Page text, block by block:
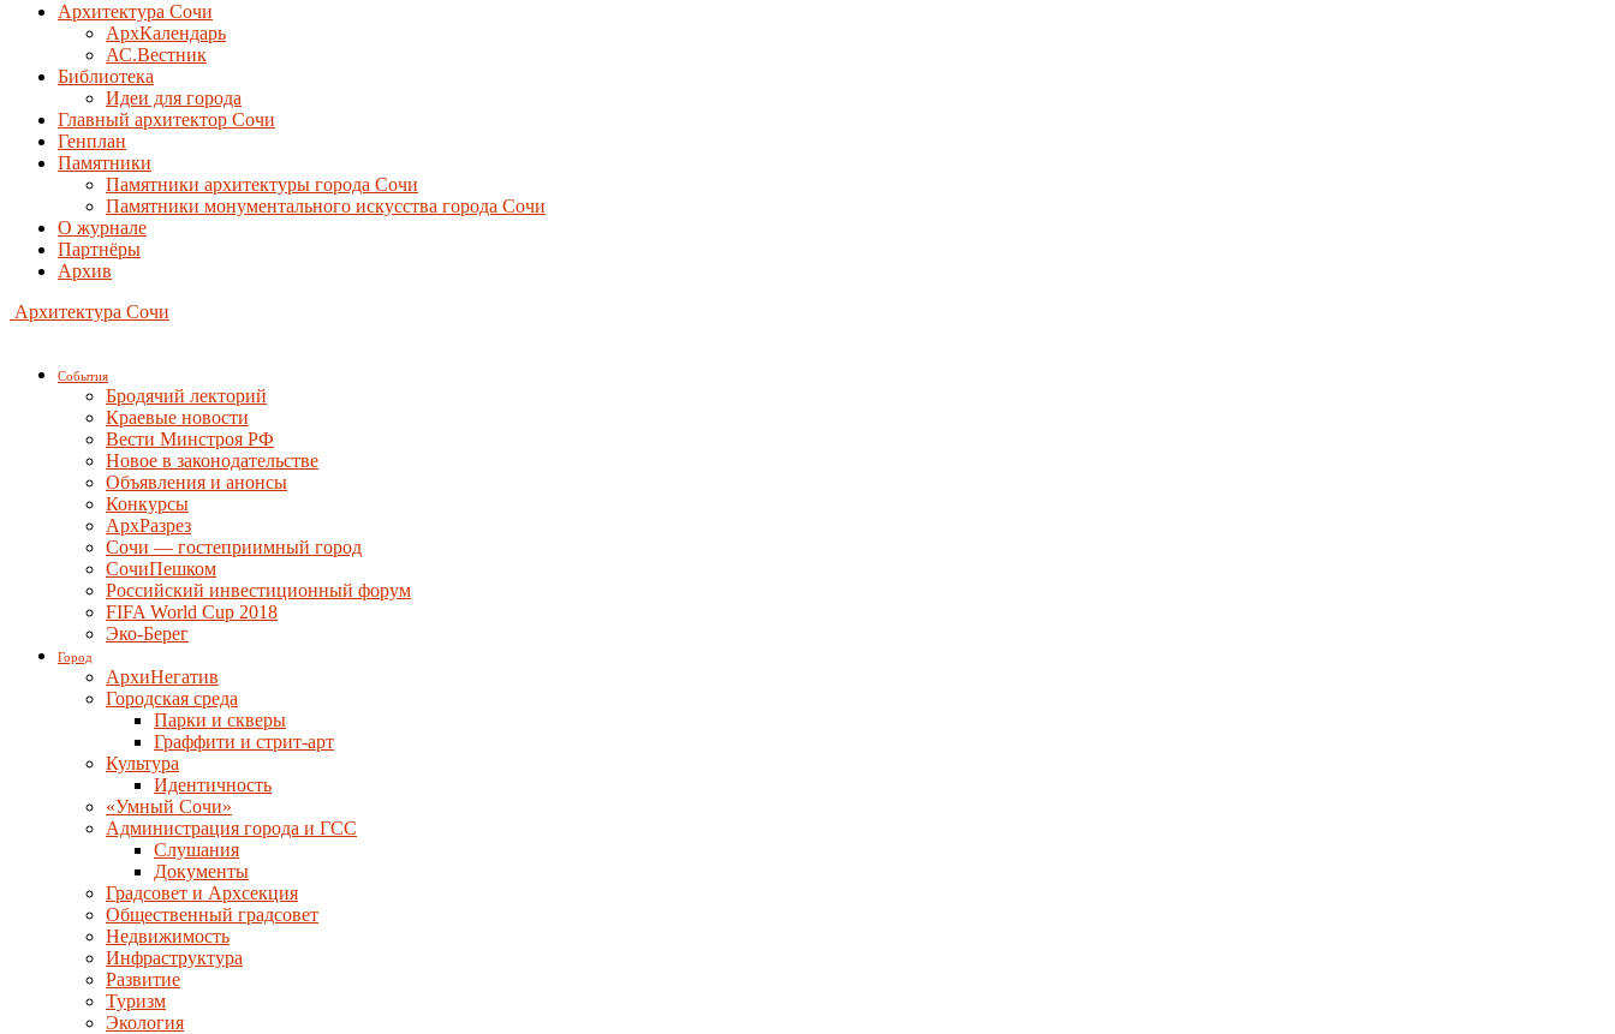
Архитектура Сочи
АрхКалендарь
АС.Вестник
Библиотека
Идеи для города
Главный архитектор Сочи
Генплан
Памятники
Памятники архитектуры города Сочи
Памятники монументального искусства города Сочи
О журнале
Партнёры
Архив
Архитектура Сочи
События
Бродячий лекторий
Краевые новости
Вести Минстроя РФ
Новое в законодательстве
Объявления и анонсы
Конкурсы
АрхРазрез
Сочи — гостеприимный город
СочиПешком
Российский инвестиционный форум
FIFA World Cup 2018
Эко-Берег
Город
АрхиНегатив
Городская среда
Парки и скверы
Граффити и стрит-арт
Культура
Идентичность
«Умный Сочи»
Администрация города и ГСС
Слушания
Документы
Градсовет и Архсекция
Общественный градсовет
Недвижимость
Инфраструктура
Развитие
Туризм
Экология